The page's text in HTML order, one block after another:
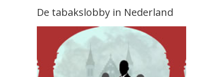
De tabakslobby in Nederland